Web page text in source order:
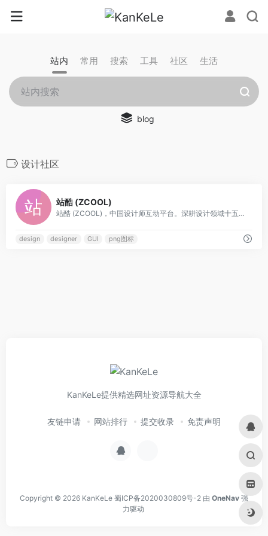
站内 常用 搜索 工具 社区 生活
blog
设计社区
站酷 (ZCOOL)
站酷 (ZCOOL)，中国设计师互动平台。深耕设计领域十五年，站酷聚集了1300万设计师、摄影师、插画师、艺术家、创意人，设计创意群体中具有较高的影响力与号召力。
design designer GUI png图标
KanKeLe提供精选网址资源导航大全
友链申请 网站排行 提交收录 免责声明
Copyright © 2026 KanKeLe 蜀ICP备2020030809号-2 由 OneNav 强
力驱动